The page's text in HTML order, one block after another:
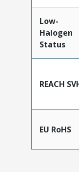
Low-
Halogen
Status
REACH
EU RoHS